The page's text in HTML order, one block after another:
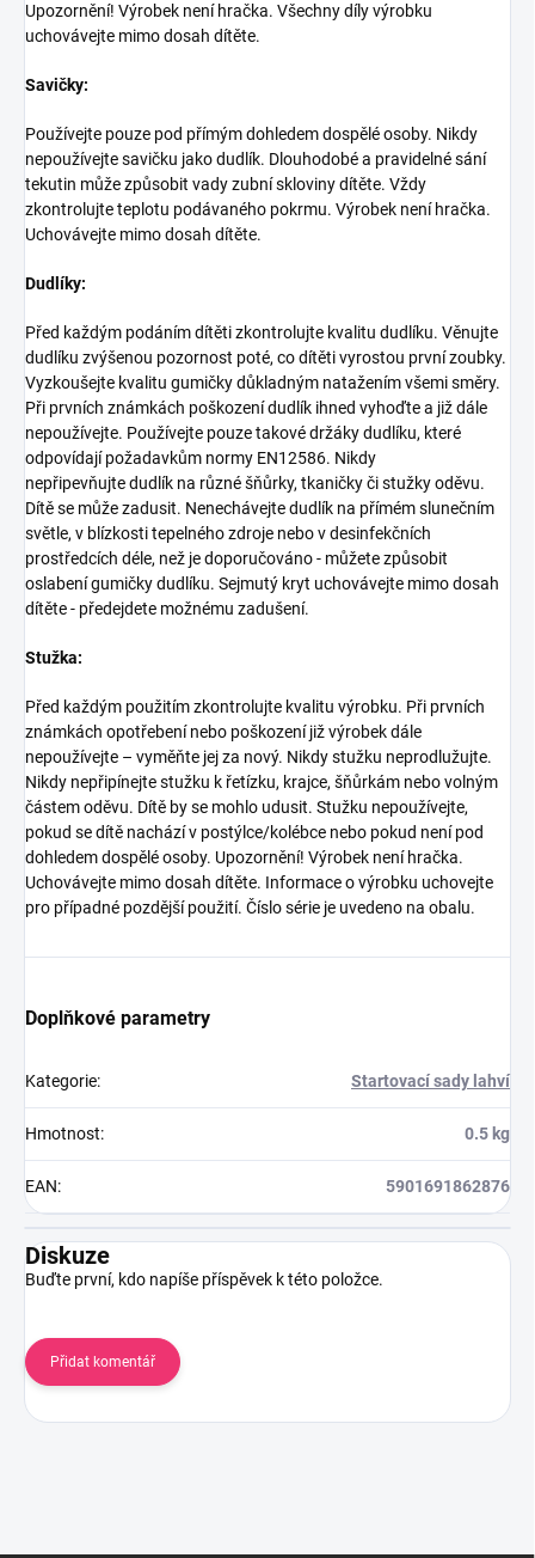
Upozornění! Výrobek není hračka. Všechny díly výrobku
uchovávejte mimo dosah dítěte.
Savičky:
Používejte pouze pod přímým dohledem dospělé osoby. Nikdy
nepoužívejte savičku jako dudlík. Dlouhodobé a pravidelné sání
tekutin může způsobit vady zubní skloviny dítěte. Vždy
zkontrolujte teplotu podávaného pokrmu. Výrobek není hračka.
Uchovávejte mimo dosah dítěte.
Dudlíky:
Před každým podáním dítěti zkontrolujte kvalitu dudlíku. Věnujte
dudlíku zvýšenou pozornost poté, co dítěti vyrostou první zoubky.
Vyzkoušejte kvalitu gumičky důkladným natažením všemi směry.
Při prvních známkách poškození dudlík ihned vyhoďte a již dále
nepoužívejte. Používejte pouze takové držáky dudlíku, které
odpovídají požadavkům normy EN12586. Nikdy
nepřipevňujte dudlík na různé šňůrky, tkaničky či stužky oděvu.
Dítě se může zadusit. Nenechávejte dudlík na přímém slunečním
světle, v blízkosti tepelného zdroje nebo v desinfekčních
prostředcích déle, než je doporučováno - můžete způsobit
oslabení gumičky dudlíku. Sejmutý kryt uchovávejte mimo dosah
dítěte - předejdete možnému zadušení.
Stužka:
Před každým použitím zkontrolujte kvalitu výrobku. Při prvních
známkách opotřebení nebo poškození již výrobek dále
nepoužívejte – vyměňte jej za nový. Nikdy stužku neprodlužujte.
Nikdy nepřipínejte stužku k řetízku, krajce, šňůrkám nebo volným
částem oděvu. Dítě by se mohlo udusit. Stužku nepoužívejte,
pokud se dítě nachází v postýlce/kolébce nebo pokud není pod
dohledem dospělé osoby. Upozornění! Výrobek není hračka.
Uchovávejte mimo dosah dítěte. Informace o výrobku uchovejte
pro případné pozdější použití. Číslo série je uvedeno na obalu.
Doplňkové parametry
Kategorie: Startovací sady lahví
Hmotnost: 0.5 kg
EAN: 5901691862876
Diskuze
Buďte první, kdo napíše příspěvek k této položce.
Přidat komentář